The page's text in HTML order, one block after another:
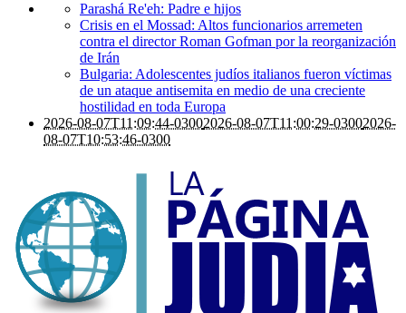
Parashá Re'eh: Padre e hijos
Crisis en el Mossad: Altos funcionarios arremeten
contra el director Roman Gofman por la reorganización
de Irán
Bulgaria: Adolescentes judíos italianos fueron víctimas
de un ataque antisemita en medio de una creciente
hostilidad en toda Europa
2026-08-07T11:09:44-03002026-08-07T11:00:29-03002026-
08-07T10:53:46-0300